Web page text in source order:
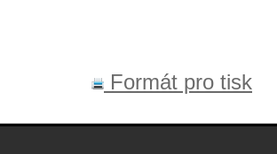
Formát pro tisk